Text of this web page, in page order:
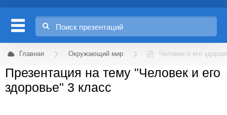
Главная Окружающий мир Человек и его
Презентация на тему "Человек и его
здоровье" 3 класс